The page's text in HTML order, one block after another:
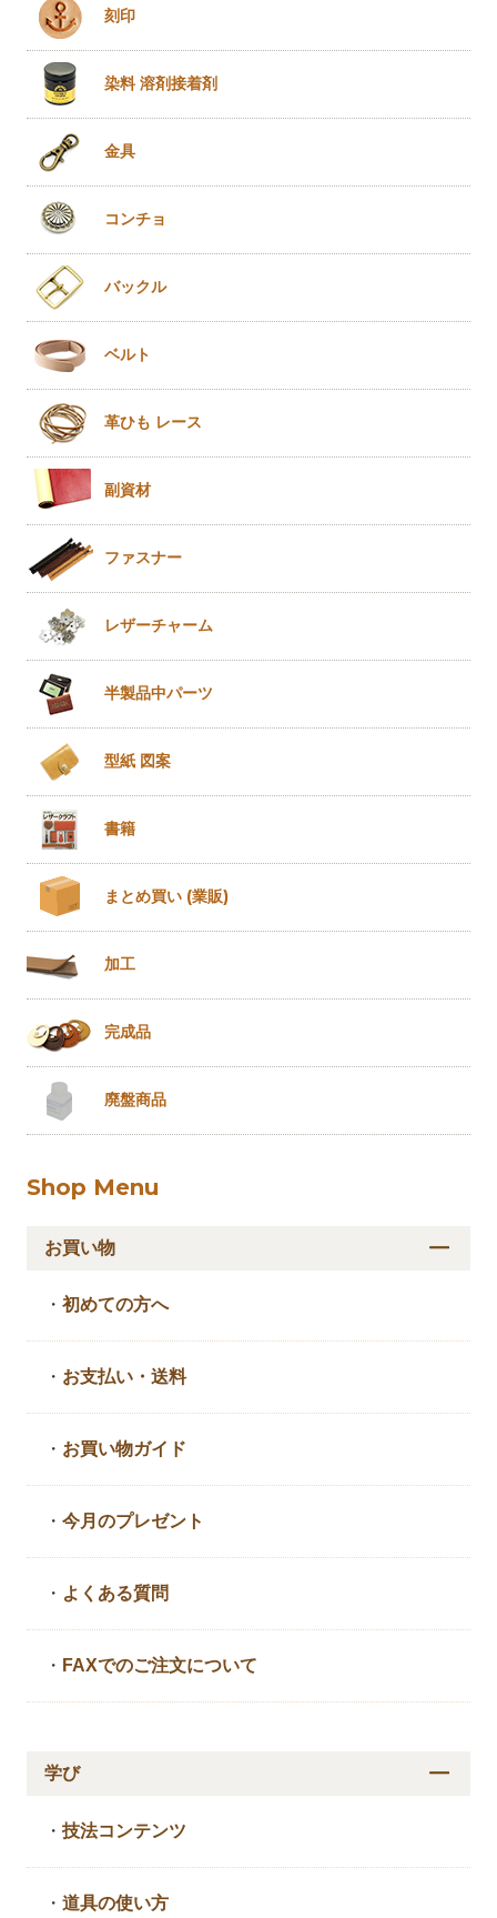
刻印
染料 溶剤接着剤
金具
コンチョ
バックル
ベルト
革ひも レース
副資材
ファスナー
レザーチャーム
半製品中パーツ
型紙 図案
書籍
まとめ買い (業販)
加工
完成品
廃盤商品
Shop Menu
お買い物
・初めての方へ
・ お支払い・送料
・ お買い物ガイド
・今月のプレゼント
・ よくある質問
・ FAXでのご注文について
学び
・技法コンテンツ
・道具の使い方